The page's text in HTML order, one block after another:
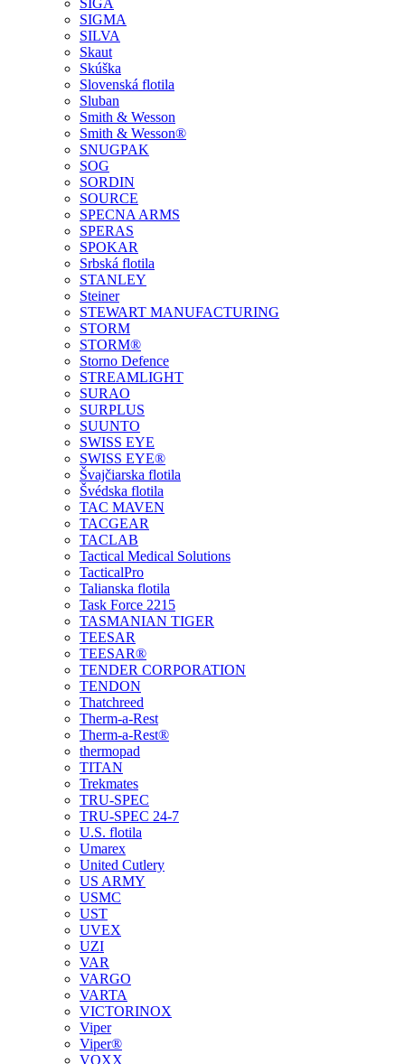
SIGA
SIGMA
SILVA
Skaut
Skúška
Slovenská flotila
Sluban
Smith & Wesson
Smith & Wesson®
SNUGPAK
SOG
SORDIN
SOURCE
SPECNA ARMS
SPERAS
SPOKAR
Srbská flotila
STANLEY
Steiner
STEWART MANUFACTURING
STORM
STORM®
Storno Defence
STREAMLIGHT
SURAO
SURPLUS
SUUNTO
SWISS EYE
SWISS EYE®
Švajčiarska flotila
Švédska flotila
TAC MAVEN
TACGEAR
TACLAB
Tactical Medical Solutions
TacticalPro
Talianska flotila
Task Force 2215
TASMANIAN TIGER
TEESAR
TEESAR®
TENDER CORPORATION
TENDON
Thatchreed
Therm-a-Rest
Therm-a-Rest®
thermopad
TITAN
Trekmates
TRU-SPEC
TRU-SPEC 24-7
U.S. flotila
Umarex
United Cutlery
US ARMY
USMC
UST
UVEX
UZI
VAR
VARGO
VARTA
VICTORINOX
Viper
Viper®
VOXX